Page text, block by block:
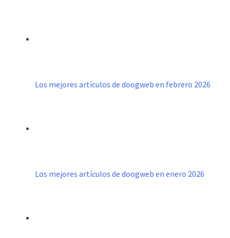
Los mejores artículos de doogweb en febrero 2026
Los mejores artículos de doogweb en enero 2026